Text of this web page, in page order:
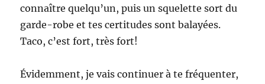
connaître quelqu’un, puis un squelette sort du
garde-robe et tes certitudes sont balayées.
Taco, c’est fort, très fort!
Évidemment, je vais continuer à te fréquenter,